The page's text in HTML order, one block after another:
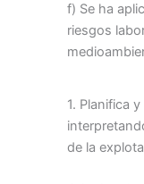
f) Se ha
riesgos
1. Planifica
de la